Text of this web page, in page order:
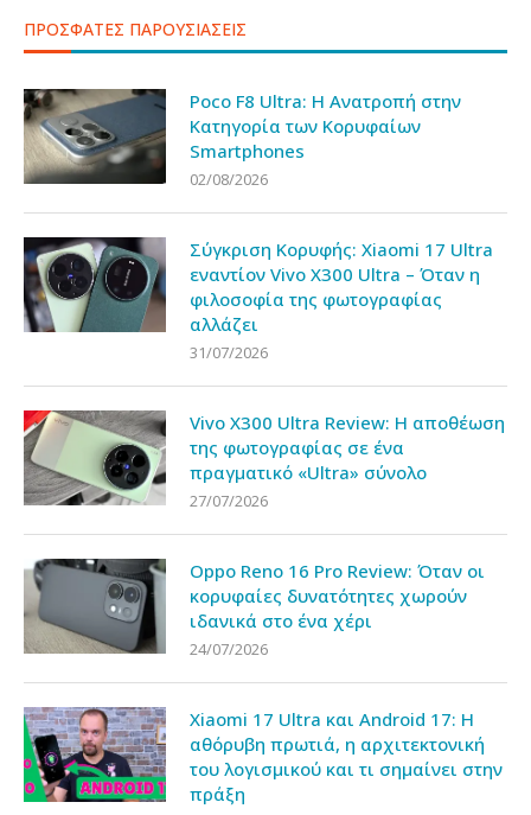
ΠΡΟΣΦΑΤΕΣ ΠΑΡΟΥΣΙΑΣΕΙΣ
Poco F8 Ultra: Η Ανατροπή στην
Κατηγορία των Κορυφαίων
Smartphones
02/08/2026
Σύγκριση Κορυφής: Xiaomi 17 Ultra
εναντίον Vivo X300 Ultra – Όταν η
φιλοσοφία της φωτογραφίας
αλλάζει
31/07/2026
Vivo X300 Ultra Review: Η αποθέωση
της φωτογραφίας σε ένα
πραγματικό «Ultra» σύνολο
27/07/2026
Oppo Reno 16 Pro Review: Όταν οι
κορυφαίες δυνατότητες χωρούν
ιδανικά στο ένα χέρι
24/07/2026
Xiaomi 17 Ultra και Android 17: Η
αθόρυβη πρωτιά, η αρχιτεκτονική
του λογισμικού και τι σημαίνει στην
πράξη